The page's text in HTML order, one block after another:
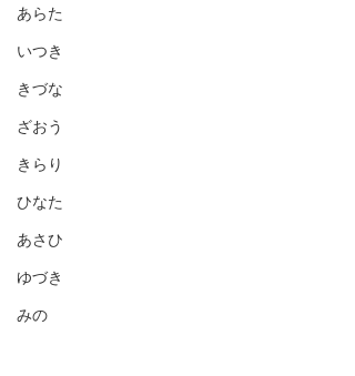
あらた
いつき
きづな
ざおう
きらり
ひなた
あさひ
ゆづき
みの